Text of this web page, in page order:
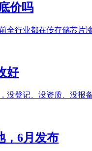
价吗
全行业都在传存储芯
好
没登记、没资质、没
，6月发布